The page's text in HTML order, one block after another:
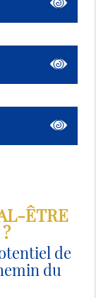
ÊTRE
de
du